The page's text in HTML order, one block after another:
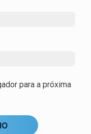
para a próxima